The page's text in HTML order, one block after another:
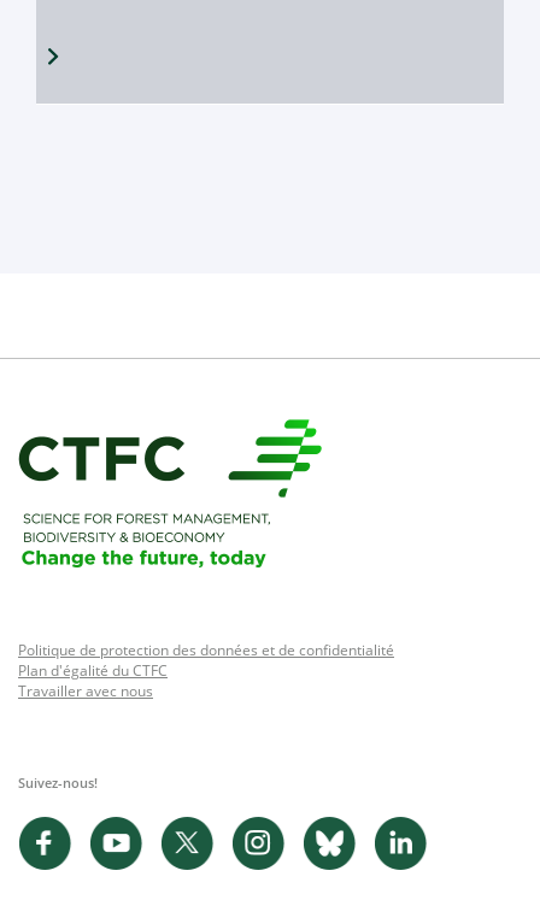
Politique de protection des données et de confidentialité
Plan d'égalité du CTFC
Travailler avec nous
Suivez-nous!